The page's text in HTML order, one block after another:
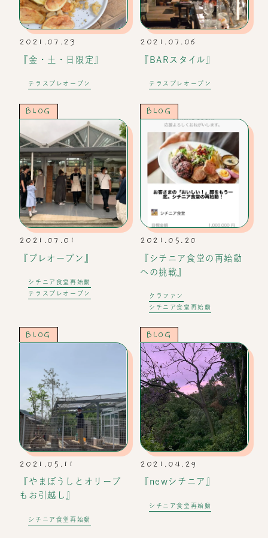
2021.07.23
『金・土・日限定』
テラスプレオープン
2021.07.06
『BARスタイル』
テラスプレオープン
BLOG
2021.07.01
『プレオープン』
シチニア食堂再始動
テラスプレオープン
BLOG
2021.05.20
『シチニア食堂の再始動
への挑戦』
クラファン
シチニア食堂再始動
BLOG
2021.05.11
『やまぼうしとオリーブ
もお引越し』
シチニア食堂再始動
BLOG
2021.04.29
『newシチニア』
シチニア食堂再始動